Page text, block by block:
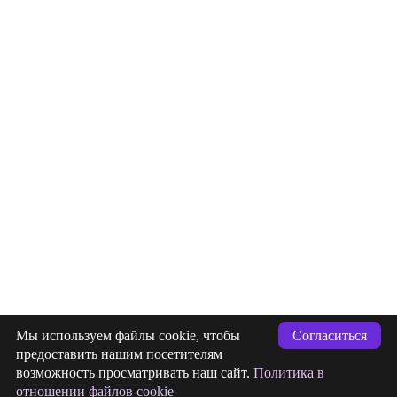
+7 (993) 477-18-57
заявкаОтправлена
Согласиться
Мы используем файлы cookie, чтобы
предоставить нашим посетителям
возможность просматривать наш сайт. Политика в
отношении файлов cookie